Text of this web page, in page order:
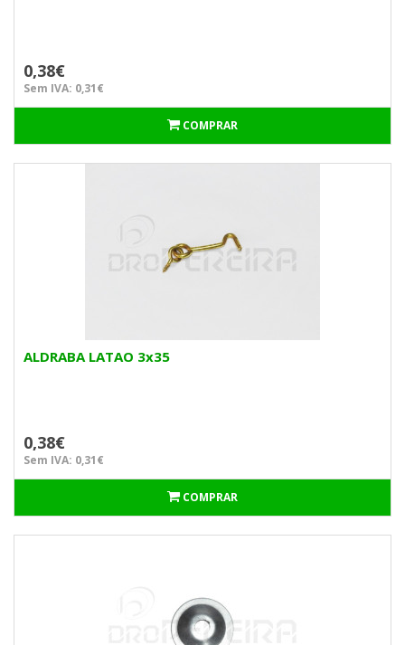
0,38€
Sem IVA: 0,31€
COMPRAR
ALDRABA LATAO 3x35
0,38€
Sem IVA: 0,31€
COMPRAR